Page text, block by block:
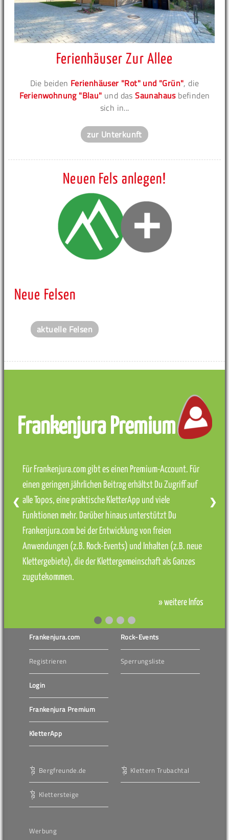
Ferienhäuser Zur Allee
Die beiden Ferienhäuser "Rot" und "Grün", die
Ferienwohnung "Blau" und dasSaunahausbefinden
sich in...
zur Unterkunft
Neuen Fels anlegen!
Neue Felsen
aktuelle Felsen
Frankenjura Premium
Für Frankenjura.com gibt es einen Premium-Account. Für
einen geringen jährlichen Beitrag erhältst Du Zugriff auf
alle Topos, eine praktische KletterApp und viele
Funktionen mehr. Darüber hinaus unterstützt Du
Frankenjura.com bei der Entwicklung von freien
Anwendungen (z.B. Rock-Events) und Inhalten (z.B. neue
Klettergebiete), die der Klettergemeinschaft als Ganzes
zugutekommen.
» weitere Infos
❮ ❯
Frankenjura.com
Registrieren
Login
Frankenjura Premium
KletterApp
Rock-Events
Sperrungsliste
Bergfreunde.de
Klettersteige
Klettern Trubachtal
Werbung